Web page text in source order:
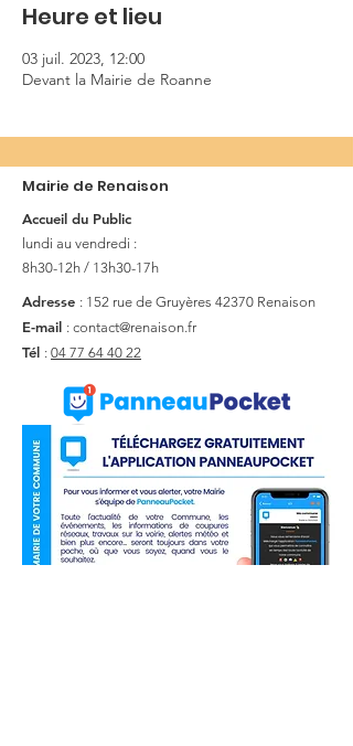
Heure et lieu
03 juil. 2023, 12:00
Devant la Mairie de Roanne
Mairie de Renaison
Accueil du Public
lundi au vendredi :
8h30-12h / 13h30-17h
Adresse : 152 rue de Gruyères 42370 Renaison
E-mail : contact@renaison.fr
Tél : 04 77 64 40 22